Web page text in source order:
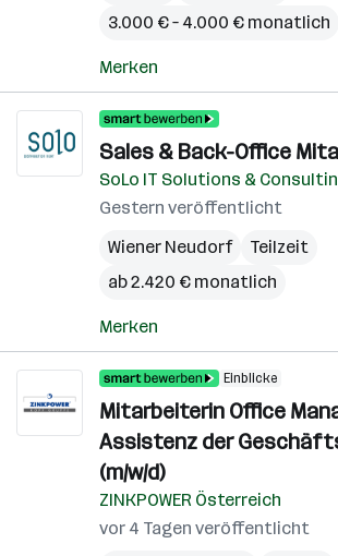
3.000 € – 4.000 € monatlich
Merken
Sales & Back-Office
SoLo IT Solutions &
Gestern veröffentlicht
Wiener Neudorf
Teilzeit
ab 2.420 € monatlich
Merken
Einblicke
Mitarbeiterin Office
Assistenz der
(m/w/d)
ZINKPOWER Österreich
vor 4 Tagen veröffentlicht